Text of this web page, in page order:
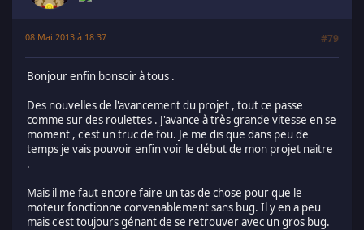
08 Mai 2013 à 18:37 #79
Bonjour enfin bonsoir à tous .
Des nouvelles de l'avancement du projet , tout ce passe
comme sur des roulettes . J'avance à très grande vitesse en se
moment , c'est un truc de fou. Je me dis que dans peu de
temps je vais pouvoir enfin voir le début de mon projet naitre
.
Mais il me faut encore faire un tas de chose pour que le
moteur fonctionne convenablement sans bug. Il y en a peu
mais c'est toujours génant de se retrouver avec un gros bug.